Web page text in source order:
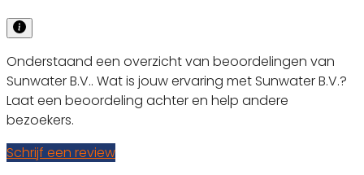
Onderstaand een overzicht van beoordelingen van
Sunwater B.V.. Wat is jouw ervaring met Sunwater B.V.?
Laat een beoordeling achter en help andere
bezoekers.
Schrijf een review